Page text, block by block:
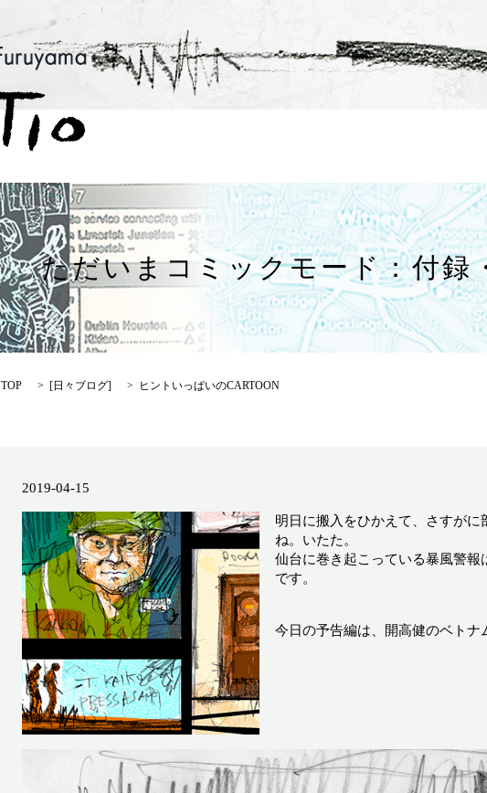
ただいまコミックモード：付録
TOP [日々ブログ] ヒントいっぱいのCARTOON
2019-04-15
明日に搬入をひかえて、さすが
ね。いたた。
仙台に巻き起こっている暴風警報
です。
今日の予告編は、開高健のベトナ